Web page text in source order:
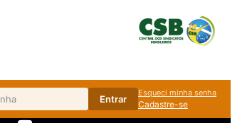
Entrar
Esqueci minha senha
Cadastre-se